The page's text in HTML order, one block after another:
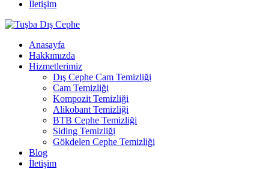
İletişim
Anasayfa
Hakkımızda
Hizmetlerimiz
Dış Cephe Cam Temizliği
Cam Temizliği
Kompozit Temizliği
Alikobant Temizliği
BTB Cephe Temizliği
Siding Temizliği
Gökdelen Cephe Temizliği
Blog
İletişim